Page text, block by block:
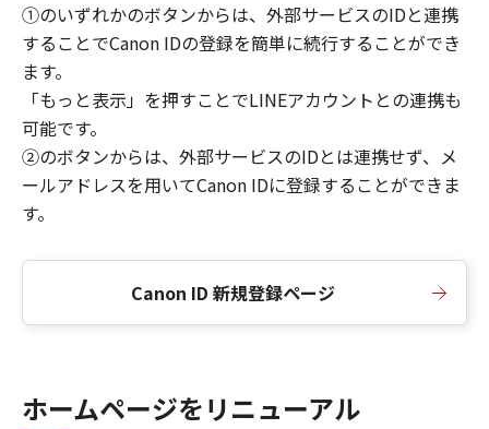
①のいずれかのボタンからは、外部サービスのIDと連携
することでCanon IDの登録を簡単に続行することができ
ます。
「もっと表示」を押すことでLINEアカウントとの連携も
可能です。
②のボタンからは、外部サービスのIDとは連携せず、メ
ールアドレスを用いてCanon IDに登録することができま
す。
Canon ID 新規登録ページ
ホームページをリニューアル